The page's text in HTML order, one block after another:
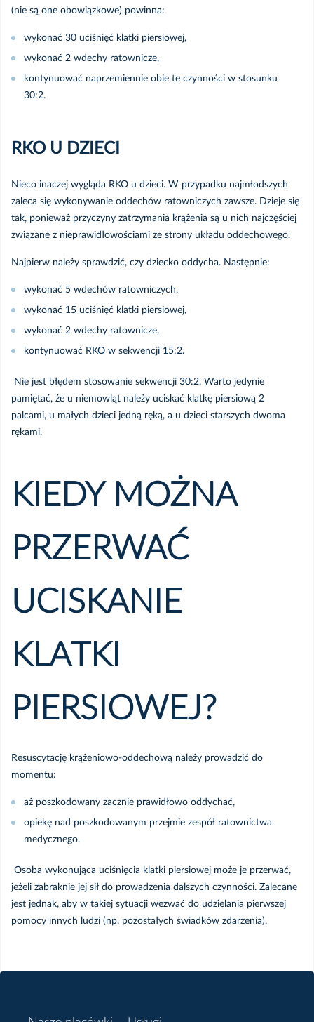
(nie są one obowiązkowe) powinna:
wykonać 30 uciśnięć klatki piersiowej,
wykonać 2 wdechy ratownicze,
kontynuować naprzemiennie obie te czynności w stosunku
30:2.
RKO U DZIECI
Nieco inaczej wygląda RKO u dzieci. W przypadku najmłodszych
zaleca się wykonywanie oddechów ratowniczych zawsze. Dzieje się
tak, ponieważ przyczyny zatrzymania krążenia są u nich najczęściej
związane z nieprawidłowościami ze strony układu oddechowego.
Najpierw należy sprawdzić, czy dziecko oddycha. Następnie:
wykonać 5 wdechów ratowniczych,
wykonać 15 uciśnięć klatki piersiowej,
wykonać 2 wdechy ratownicze,
kontynuować RKO w sekwencji 15:2.
Nie jest błędem stosowanie sekwencji 30:2. Warto jedynie
pamiętać, że u niemowląt należy uciskać klatkę piersiową 2
palcami, u małych dzieci jedną ręką, a u dzieci starszych dwoma
rękami.
KIEDY MOŻNA
PRZERWAĆ
UCISKANIE
KLATKI
PIERSIOWEJ?
Resuscytację krążeniowo-oddechową należy prowadzić do
momentu:
aż poszkodowany zacznie prawidłowo oddychać,
opiekę nad poszkodowanym przejmie zespół ratownictwa
medycznego.
Osoba wykonująca uciśnięcia klatki piersiowej może je przerwać,
jeżeli zabraknie jej sił do prowadzenia dalszych czynności. Zalecane
jest jednak, aby w takiej sytuacji wezwać do udzielania pierwszej
pomocy innych ludzi (np. pozostałych świadków zdarzenia).